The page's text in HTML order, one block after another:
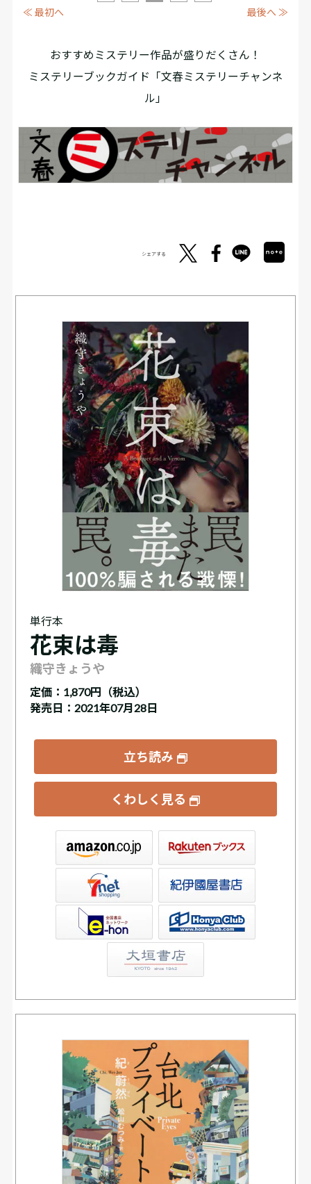
≪ 最初へ
最後へ ≫
おすすめミステリー作品が盛りだくさん！
ミステリーブックガイド「文春ミステリーチャンネ
ル」
シェアする
単行本
花束は毒
織守きょうや
定価： 1,870円（税込）
発売日：2021年07月28日
立ち読み
くわしく見る
書店ウェブストア